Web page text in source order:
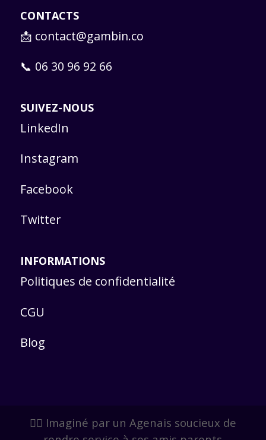
CONTACTS
📩 contact@gambin.co
📞 06 30 96 92 66
SUIVEZ-NOUS
LinkedIn
Instagram
Facebook
Twitter
INFORMATIONS
Politiques de confidentialité
CGU
Blog
🙋‍♂️ Imaginé par un Agenais soucieux de